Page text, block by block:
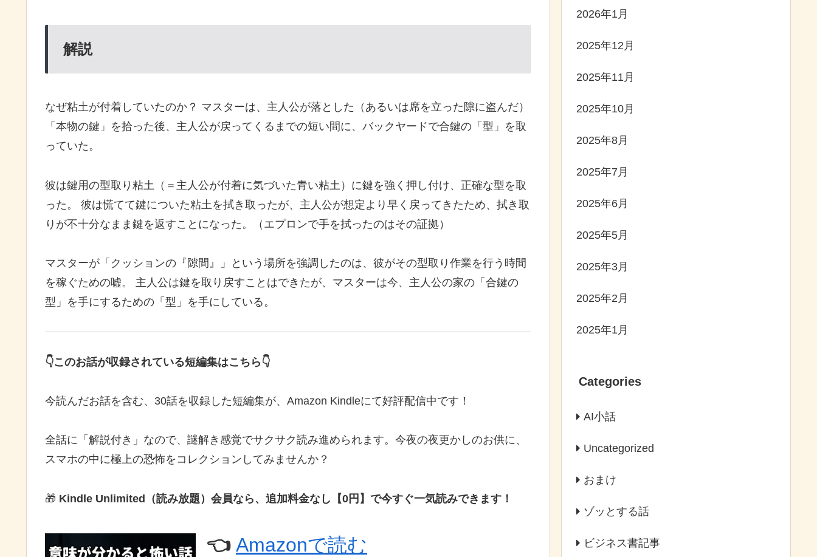
解説
なぜ粘土が付着していたのか？ マスターは、主人公が落とした（あるいは席を立った隙に盗んだ）
「本物の鍵」を拾った後、主人公が戻ってくるまでの短い間に、バックヤードで合鍵の「型」を取
っていた。
彼は鍵用の型取り粘土（＝主人公が付着に気づいた青い粘土）に鍵を強く押し付け、正確な型を取
った。 彼は慌てて鍵についた粘土を拭き取ったが、主人公が想定より早く戻ってきたため、拭き取
りが不十分なまま鍵を返すことになった。（エプロンで手を拭ったのはその証拠）
マスターが「クッションの『隙間』」という場所を強調したのは、彼がその型取り作業を行う時間
を稼ぐための嘘。 主人公は鍵を取り戻すことはできたが、マスターは今、主人公の家の「合鍵の
型」を手にするための「型」を手にしている。
👇このお話が収録されている短編集はこちら👇
今読んだお話を含む、30話を収録した短編集が、Amazon Kindleにて好評配信中です！
全話に「解説付き」なので、謎解き感覚でサクサク読み進められます。今夜の夜更かしのお供に、
スマホの中に極上の恐怖をコレクションしてみませんか？
🎁 Kindle Unlimited（読み放題）会員なら、追加料金なし【0円】で今すぐ一気読みできます！
👈 Amazonで読む
2026年1月
2025年12月
2025年11月
2025年10月
2025年8月
2025年7月
2025年6月
2025年5月
2025年3月
2025年2月
2025年1月
Categories
AI小話
Uncategorized
おまけ
ゾッとする話
ビジネス書記事